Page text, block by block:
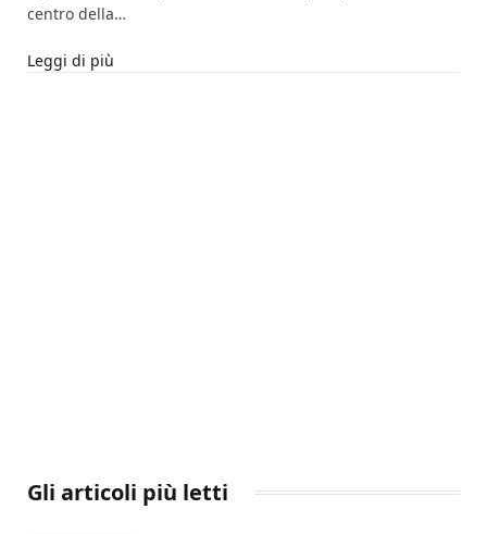
centro della…
Leggi di più
Gli articoli più letti